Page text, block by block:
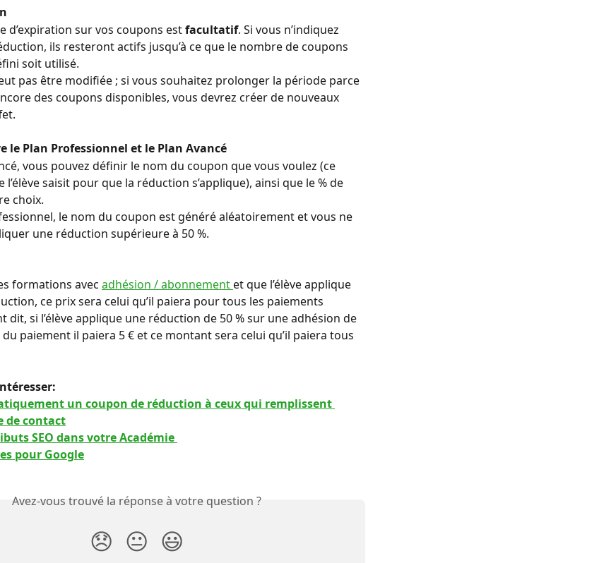
d’expiration sur vos coupons est facultatif. Si vous n’indiquez
ils resteront actifs jusqu’à ce que le nombre de coupons
soit utilisé.
pas être modifiée ; si vous souhaitez prolonger la période parce
des coupons disponibles, vous devrez créer de nouveaux
le Plan Professionnel et le Plan Avancé
vous pouvez définir le nom du coupon que vous voulez (ce
l’élève saisit pour que la réduction s’applique), ainsi que le % de
choix.
le nom du coupon est généré aléatoirement et vous ne
une réduction supérieure à 50 %.
formations avec adhésion / abonnement et que l’élève applique
ce prix sera celui qu’il paiera pour tous les paiements
dit, si l’élève applique une réduction de 50 % sur une adhésion de
paiement il paiera 5 € et ce montant sera celui qu’il paiera tous
un coupon de réduction à ceux qui remplissent
de contact
SEO dans votre Académie
pour Google
Avez-vous trouvé la réponse à votre question ?
😞 😐 😃